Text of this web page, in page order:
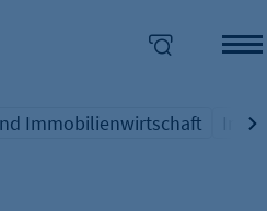
Schlagwort
Immobilienwirtschaft